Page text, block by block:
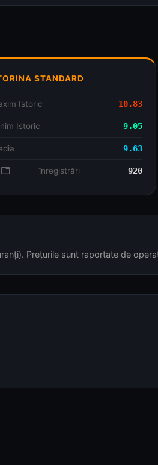
STANDARD
Istoric 10.83
Istoric 9.05
9.63
înregistrări 920
Prețurile sunt raportate de